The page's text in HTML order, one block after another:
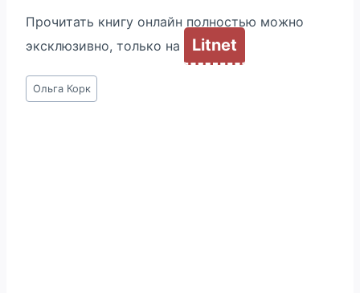
Прочитать книгу онлайн полностью можно
эксклюзивно, только на
Litnet
Метки
записи:
Ольга Корк